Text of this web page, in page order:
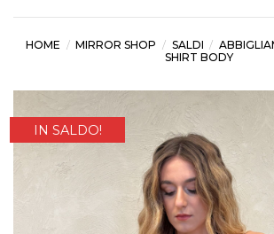
HOME / MIRROR SHOP / SALDI /
SHIRT BODY
IN SALDO!